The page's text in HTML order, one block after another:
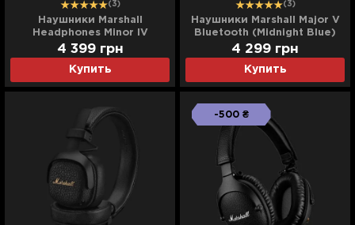
(3)
Наушники Marshall
Headphones Minor IV
(Cream)
Купить
4 399 грн
(3)
Наушники Marshall Major V
Bluetooth (Midnight Blue)
Купить
4 299 грн
-500 ₴